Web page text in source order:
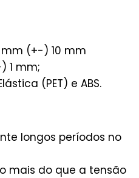
(+-) 10 mm
1 mm;
(PET) e ABS.
longos períodos no
mais do que a tensão